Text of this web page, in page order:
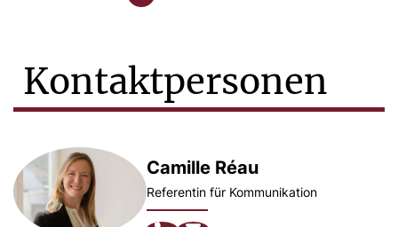
Kontaktpersonen
Camille Réau
Referentin für Kommunikation